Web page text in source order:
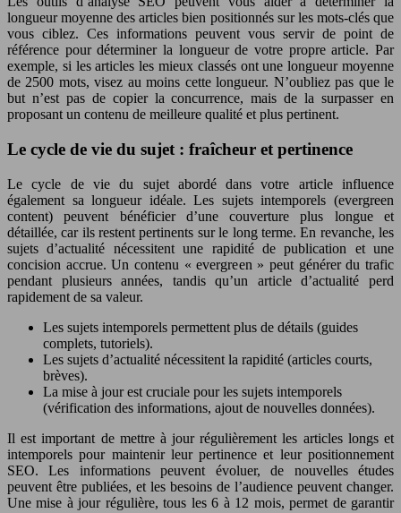
longueur moyenne des articles bien positionnés sur les mots-clés que
vous ciblez. Ces informations peuvent vous servir de point de
référence pour déterminer la longueur de votre propre article. Par
exemple, si les articles les mieux classés ont une longueur moyenne
de 2500 mots, visez au moins cette longueur. N’oubliez pas que le
but n’est pas de copier la concurrence, mais de la surpasser en
proposant un contenu de meilleure qualité et plus pertinent.
Le cycle de vie du sujet : fraîcheur et pertinence
Le cycle de vie du sujet abordé dans votre article influence
également sa longueur idéale. Les sujets intemporels (evergreen
content) peuvent bénéficier d’une couverture plus longue et
détaillée, car ils restent pertinents sur le long terme. En revanche, les
sujets d’actualité nécessitent une rapidité de publication et une
concision accrue. Un contenu « evergreen » peut générer du trafic
pendant plusieurs années, tandis qu’un article d’actualité perd
rapidement de sa valeur.
Les sujets intemporels permettent plus de détails (guides
complets, tutoriels).
Les sujets d’actualité nécessitent la rapidité (articles courts,
brèves).
La mise à jour est cruciale pour les sujets intemporels
(vérification des informations, ajout de nouvelles données).
Il est important de mettre à jour régulièrement les articles longs et
intemporels pour maintenir leur pertinence et leur positionnement
SEO. Les informations peuvent évoluer, de nouvelles études
peuvent être publiées, et les besoins de l’audience peuvent changer.
Une mise à jour régulière, tous les 6 à 12 mois, permet de garantir